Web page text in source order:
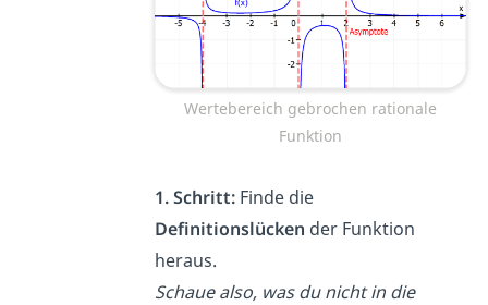
Wertebereich gebrochen rationale
Funktion
1. Schritt:Finde die
Definitionslücken der Funktion
heraus.
Schaue also, was du nicht in die